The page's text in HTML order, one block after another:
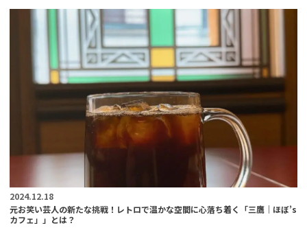
2024.12.18
元お笑い芸人の新たな挑戦！レトロで温かな空間に心落ち着く「三鷹｜ほぼ’s
カフェ」」とは？